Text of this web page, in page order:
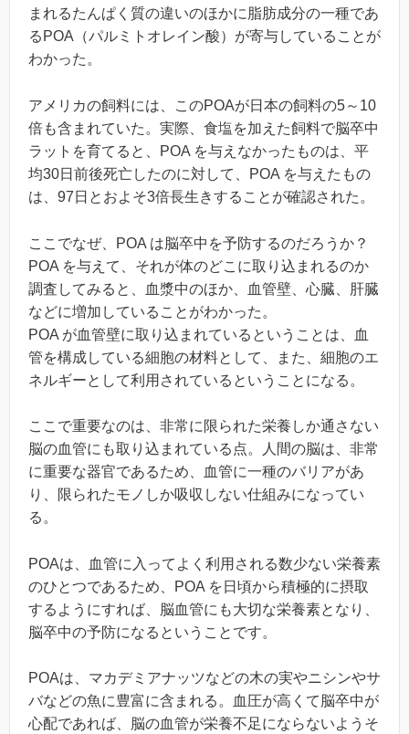
まれるたんぱく質の違いのほかに脂肪成分の一種であ
るPOA（パルミトオレイン酸）が寄与していることが
わかった。
アメリカの飼料には、このPOAが日本の飼料の5～10
倍も含まれていた。実際、食塩を加えた飼料で脳卒中
ラットを育てると、POA を与えなかったものは、平
均30日前後死亡したのに対して、POA を与えたもの
は、97日とおよそ3倍長生きすることが確認された。
ここでなぜ、POA は脳卒中を予防するのだろうか？
POA を与えて、それが体のどこに取り込まれるのか
調査してみると、血漿中のほか、血管壁、心臓、肝臓
などに増加していることがわかった。
POA が血管壁に取り込まれているということは、血
管を構成している細胞の材料として、また、細胞のエ
ネルギーとして利用されているということになる。
ここで重要なのは、非常に限られた栄養しか通さない
脳の血管にも取り込まれている点。人間の脳は、非常
に重要な器官であるため、血管に一種のバリアがあ
り、限られたモノしか吸収しない仕組みになってい
る。
POAは、血管に入ってよく利用される数少ない栄養素
のひとつであるため、POA を日頃から積極的に摂取
するようにすれば、脳血管にも大切な栄養素となり、
脳卒中の予防になるということです。
POAは、マカデミアナッツなどの木の実やニシンやサ
バなどの魚に豊富に含まれる。血圧が高くて脳卒中が
心配であれば、脳の血管が栄養不足にならないようそ